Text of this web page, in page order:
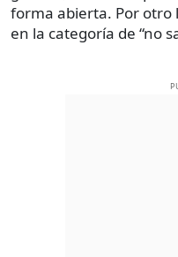
forma abierta. Por otro
en la categoría de “no